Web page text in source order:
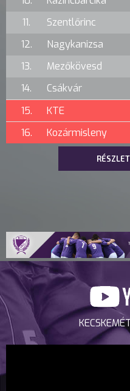
11.
Szentlőrinc
12.
Nagykanizsa
13.
Mezőkövesd
14.
Csákvár
15.
KTE
16.
Kozármisleny